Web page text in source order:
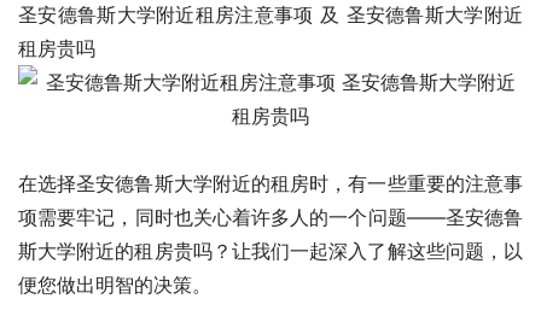
圣安德鲁斯大学附近租房注意事项 及 圣安德鲁斯大学附近
租房贵吗
在选择圣安德鲁斯大学附近的租房时，有一些重要的注意事
项需要牢记，同时也关心着许多人的一个问题——圣安德鲁
斯大学附近的租房贵吗？让我们一起深入了解这些问题，以
便您做出明智的决策。